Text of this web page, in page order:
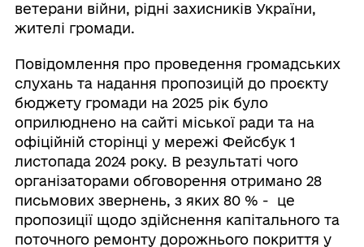
ветерани війни, рідні захисників України,
жителі громади.
Повідомлення про проведення громадських
слухань та надання пропозицій до проєкту
бюджету громади на 2025 рік було
оприлюднено на сайті міської ради та на
офіційній сторінці у мережі Фейсбук 1
листопада 2024 року. В результаті чого
організаторами обговорення отримано 28
письмових звернень, з яких 80 % - це
пропозиції щодо здійснення капітального та
поточного ремонту дорожнього покриття у